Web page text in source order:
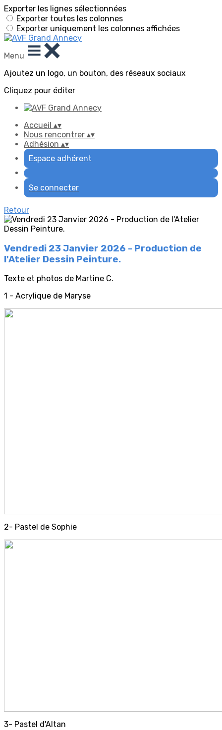
Exporter les lignes sélectionnées
Exporter toutes les colonnes
Exporter uniquement les colonnes affichées
Menu
Ajoutez un logo, un bouton, des réseaux sociaux
Cliquez pour éditer
Accueil ▴▾
Nous rencontrer ▴▾
Adhésion ▴▾
Espace adhérent
Se connecter
Retour
Vendredi 23 Janvier 2026 - Production de
l'Atelier Dessin Peinture.
Texte et photos de Martine C.
1 - Acrylique de Maryse
2- Pastel de Sophie
3- Pastel d'Altan